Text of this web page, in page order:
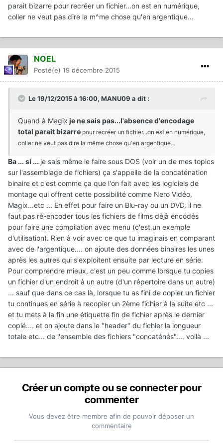
parait bizarre pour recréer un fichier...on est en numérique,
coller ne veut pas dire la m^me chose qu'en argentique...
NOEL
Posté(e) 19 décembre 2015
Le 19/12/2015 à 16:00, MANU09 a dit :
Quand à Magix je ne sais pas...l'absence d'encodage
total parait bizarre pour recréer un fichier...on est en numérique,
coller ne veut pas dire la même chose qu'en argentique...
Ba ... si ... je sais même le faire sous DOS (voir un de mes topics
sur l'assemblage de fichiers) ça s'appelle de la concaténation
binaire et c'est comme ça que l'on fait avec les logiciels de
montage qui offrent cette possibilité comme Nero Vidéo,
Magix...etc ... En effet pour faire un Blu-ray ou un DVD, il ne
faut pas ré-encoder tous les fichiers de films déjà encodés
pour faire une compilation avec menu (c'est un exemple
d'utilisation). Rien à voir avec ce que tu imaginais en comparant
avec de l'argentique.... on ajoute des données binaires les unes
après les autres qui s'exploitent ensuite par lecture en série.
Pour comprendre mieux, c'est un peu comme lorsque tu copies
un fichier d'un endroit à un autre (d'un répertoire dans un autre)
... sauf que dans ce cas là, lorsque tu as fini de copier un fichier
tu continues en série à recopier un 2ème fichier à la suite etc ...
et tu mets à la fin une étiquette fin de fichier après le dernier
copié.... et on ajoute dans le "header" du fichier la longueur
totale etc... de l'ensemble des fichiers "concaténés".... voilà ...
Créer un compte ou se connecter pour
commenter
Vous devez être membre afin de pouvoir déposer un
commentaire